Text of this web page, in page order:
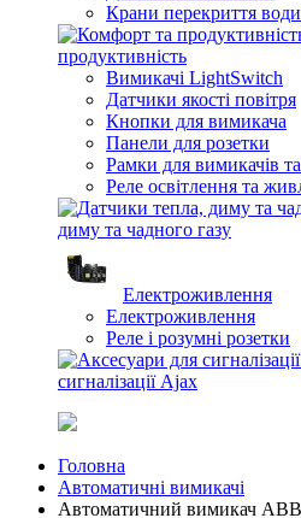
Крани перекриття води
продуктивність
Вимикачі LightSwitch
Датчики якості повітря
Кнопки для вимикача
Панели для розетки
Рамки для вимикачів
Реле освітлення та
диму та чадного газу
Електроживлення
Електроживлення
Реле і розумні розетки
сигналізації Ajax
Головна
Автоматичні вимикачі
Автоматичний вимикач